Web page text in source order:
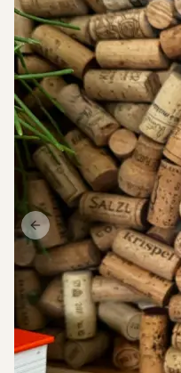
Previous slide